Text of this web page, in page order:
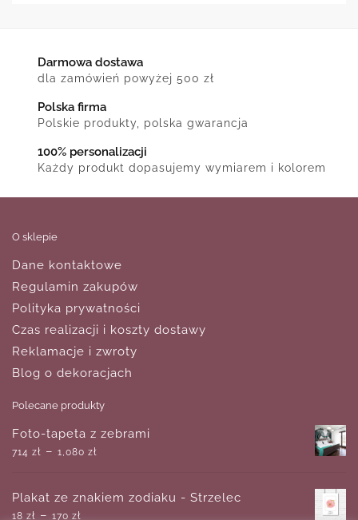
Darmowa dostawa
dla zamówień powyżej 500 zł
Polska firma
Polskie produkty, polska gwarancja
100% personalizacji
Każdy produkt dopasujemy wymiarem i kolorem
O sklepie
Dane kontaktowe
Regulamin zakupów
Polityka prywatności
Czas realizacji i koszty dostawy
Reklamacje i zwroty
Blog o dekoracjach
Polecane produkty
Foto-tapeta z zebrami
714 zł – 1,080 zł
Plakat ze znakiem zodiaku - Strzelec
18 zł – 170 zł